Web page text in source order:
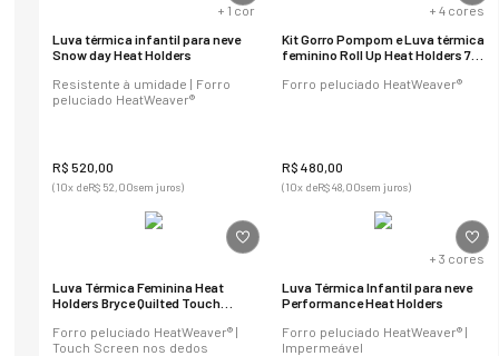
+ 1 cor
Luva térmica infantil para neve
Snow day Heat Holders
Resistente à umidade | Forro
peluciado HeatWeaver®
R$ 520 00
(10x deR$ 52,00sem juros)
+4 cores
Kit Gorro Pompom e Luva térmica
feminino Roll Up Heat Holders 7 a
Forro peluciado HeatWeaver®
R$ 480 00
(10x deR$48,00sem juros)
Luva Térmica Feminina Heat
Holders Bryce Quilted Touch
Forro peluciado HeatWeaver® |
Touch Screen nos dedos
+3 cores
Luva Térmica Infantil para neve
Performance Heat Holders
Forro peluciado HeatWeaver® |
Impermeável